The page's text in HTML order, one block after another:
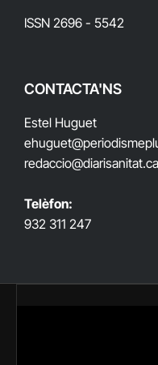
ISSN 2696 - 5542
CONTACTA'NS
Estel Huguet
ehuguet
Telèfon:
932 311 247